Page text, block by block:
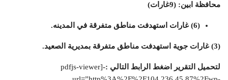
محافظة ابين: (9غارات)
(6) غارات استهدفت مناطق متفرقة في المدينه.
(3) غارات جوية استهدفت مناطق متفرقة بمديرية الصعيد.
لتحميل التقرير اضغط الرابط التالي :- [pdfjs-viewer